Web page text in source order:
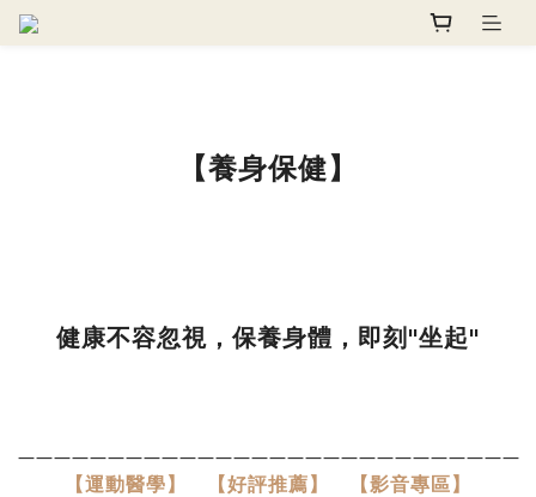
【養身保健】
健康不容忽視，保養身體，即刻"坐起"
――――――――――――――――――――――――――――
【運動醫學】 【好評推薦】 【影音專區】